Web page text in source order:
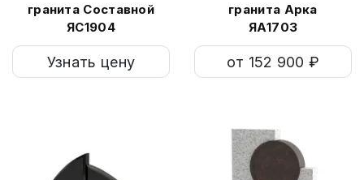
гранита Составной
ЯС1904
Узнать цену
гранита Арка
ЯА1703
от 152 900 ₽